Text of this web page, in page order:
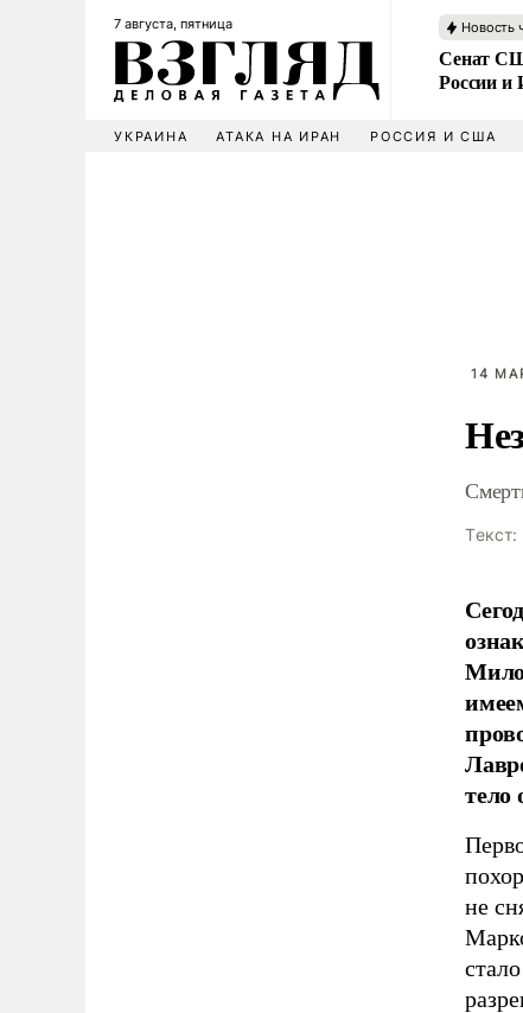
7 августа, пятница Новость
Сенат
России и
УКРАИНА АТАКА НА ИРАН РОССИЯ И США
14
Tекст:
тело
не